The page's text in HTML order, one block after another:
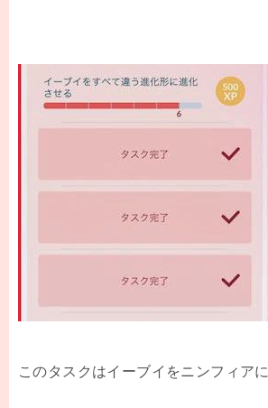
このタスクはイーブイをニンフィアに